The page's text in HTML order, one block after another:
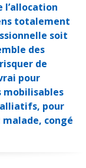
l’allocation
totalement
soit
des
de
pour
mobilisables
pour
congé